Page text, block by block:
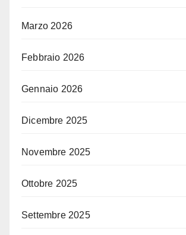
Marzo 2026
Febbraio 2026
Gennaio 2026
Dicembre 2025
Novembre 2025
Ottobre 2025
Settembre 2025